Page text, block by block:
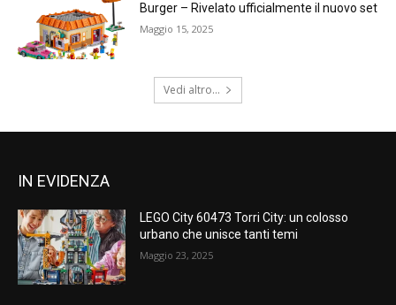
Burger – Rivelato ufficialmente il nuovo set
Maggio 15, 2025
Vedi altro...
IN EVIDENZA
LEGO City 60473 Torri City: un colosso
urbano che unisce tanti temi
Maggio 23, 2025